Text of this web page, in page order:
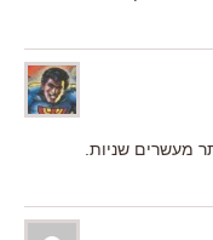
מעשרים שניות.